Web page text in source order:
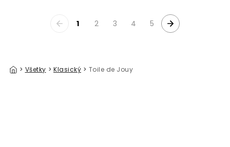
1 2 3 4 5
> Všetky > Klasický > Toile de Jouy